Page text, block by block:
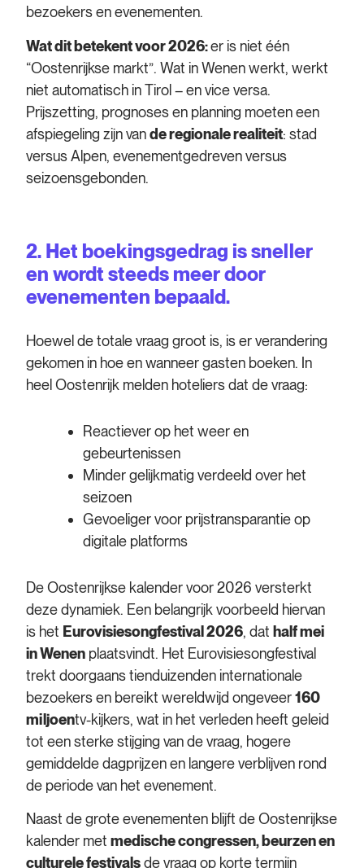
bezoekers en evenementen.
Wat dit betekent voor 2026:er is niet één
“Oostenrijkse markt”. Wat in Wenen werkt, werkt
niet automatisch in Tirol – en vice versa.
Prijszetting, prognoses en planning moeten een
afspiegeling zijn vande regionale realiteit: stad
versus Alpen, evenementgedreven versus
seizoensgebonden.
2. Het boekingsgedrag is sneller
en wordt steeds meer door
evenementen bepaald.
Hoewel de totale vraag groot is, is er verandering
gekomen in hoe en wanneer gasten boeken. In
heel Oostenrijk melden hoteliers dat de vraag:
Reactiever op het weer en
gebeurtenissen
Minder gelijkmatig verdeeld over het
seizoen
Gevoeliger voor prijstransparantie op
digitale platforms
De Oostenrijkse kalender voor 2026 versterkt
deze dynamiek. Een belangrijk voorbeeld hiervan
is het Eurovisiesongfestival 2026, dathalf mei
in Wenen plaatsvindt. Het Eurovisiesongfestival
trekt doorgaans tienduizenden internationale
bezoekers en bereikt wereldwijd ongeveer160
miljoentv-kijkers, wat in het verleden heeft geleid
tot een sterke stijging van de vraag, hogere
gemiddelde dagprijzen en langere verblijven rond
de periode van het evenement.
Naast de grote evenementen blijft de Oostenrijkse
kalender metmedische congressen, beurzen en
culturele festivalsde vraag op korte termijn